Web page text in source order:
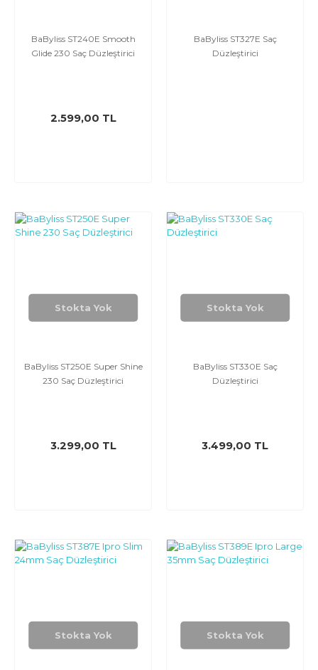
BaByliss ST240E Smooth
Glide 230 Saç Düzleştirici
2.599,00 TL
BaByliss ST327E Saç
Düzleştirici
Stokta Yok
BaByliss ST250E Super Shine
230 Saç Düzleştirici
3.299,00 TL
Stokta Yok
BaByliss ST330E Saç
Düzleştirici
3.499,00 TL
Stokta Yok Stokta Yok